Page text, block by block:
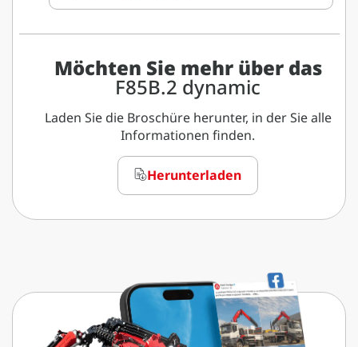
Möchten Sie mehr über das
F85B.2 dynamic
Laden Sie die Broschüre herunter, in der Sie alle
Informationen finden.
Herunterladen